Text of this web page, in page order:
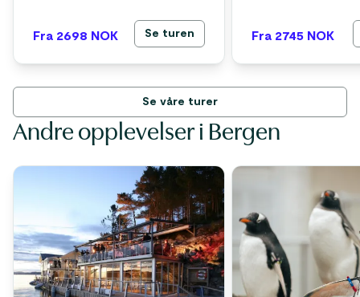
Fra 2698 NOK Se turen Fra 2745 NOK
Se våre turer
Andre opplevelser i Bergen